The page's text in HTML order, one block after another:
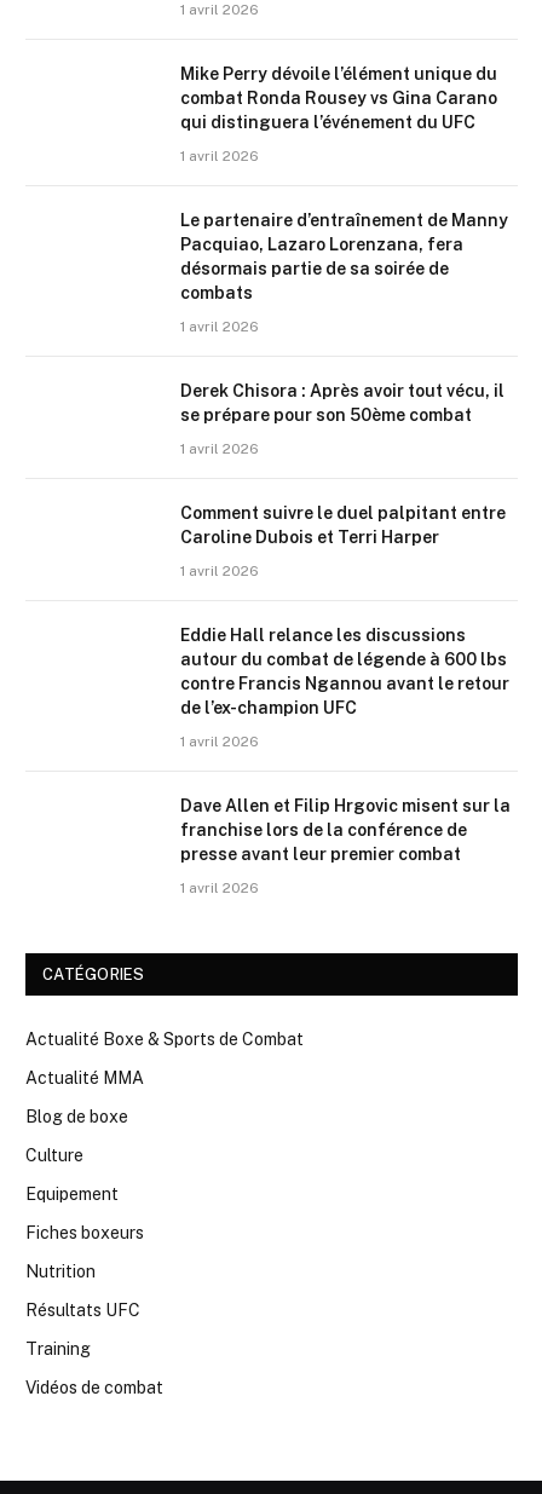
1 avril 2026
Mike Perry dévoile l’élément unique du
combat Ronda Rousey vs Gina Carano
qui distinguera l’événement du UFC
1 avril 2026
Le partenaire d’entraînement de Manny
Pacquiao, Lazaro Lorenzana, fera
désormais partie de sa soirée de
combats
1 avril 2026
Derek Chisora : Après avoir tout vécu, il
se prépare pour son 50ème combat
1 avril 2026
Comment suivre le duel palpitant entre
Caroline Dubois et Terri Harper
1 avril 2026
Eddie Hall relance les discussions
autour du combat de légende à 600 lbs
contre Francis Ngannou avant le retour
de l’ex-champion UFC
1 avril 2026
Dave Allen et Filip Hrgovic misent sur la
franchise lors de la conférence de
presse avant leur premier combat
1 avril 2026
CATÉGORIES
Actualité Boxe & Sports de Combat
Actualité MMA
Blog de boxe
Culture
Equipement
Fiches boxeurs
Nutrition
Résultats UFC
Training
Vidéos de combat